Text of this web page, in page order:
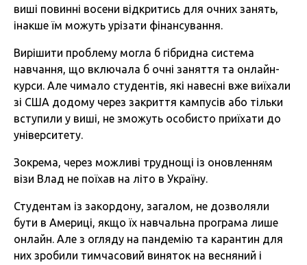
виші повинні восени відкритись для очних занять,
інакше їм можуть урізати фінансування.
Вирішити проблему могла б гібридна система
навчання, що включала б очні заняття та онлайн-
курси. Але чимало студентів, які навесні вже виїхали
зі США додому через закриття кампусів або тільки
вступили у виші, не зможуть особисто приїхати до
університету.
Зокрема, через можливі труднощі із оновленням
візи Влад не поїхав на літо в Україну.
Студентам із закордону, загалом, не дозволяли
бути в Америці, якщо їх навчальна програма лише
онлайн. Але з огляду на пандемію та карантин для
них зробили тимчасовий виняток на весняний і